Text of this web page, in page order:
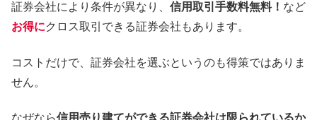
証券会社により条件が異なり、 信用取引手数料無料！ など
お得にクロス取引できる証券会社もあります。
コストだけで、証券会社を選ぶというのも得策ではありま
せん。